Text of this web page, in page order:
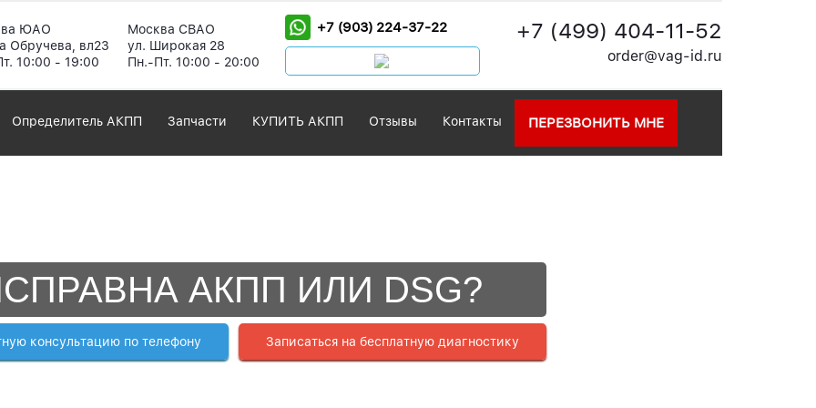
ЮАО
Обручева, вл23
10:00 - 19:00
Москва СВАО
ул. Широкая 28
Пн.-Пт. 10:00 - 20:00
+7 (903) 224-37-22 +7 (499) 404-11-52
order@vag-id.ru
Определитель АКПП Запчасти КУПИТЬ АКПП Отзывы Контакты ПЕРЕЗВОНИТЬ МНЕ
АКПП ИЛИ DSG?
консультацию по телефону Записаться на бесплатную диагностику